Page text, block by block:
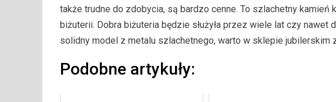
także trudne do zdobycia, są bardzo cenne. To szlachetny
biżuterii. Dobra biżuteria będzie służyła przez wiele lat czy
solidny model z metalu szlachetnego, warto w sklepie jubilerskim
Podobne artykuły: